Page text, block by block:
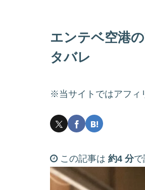
エンテベ空港
タバレ
※当サイトではアフィ
この記事は 約4 分で